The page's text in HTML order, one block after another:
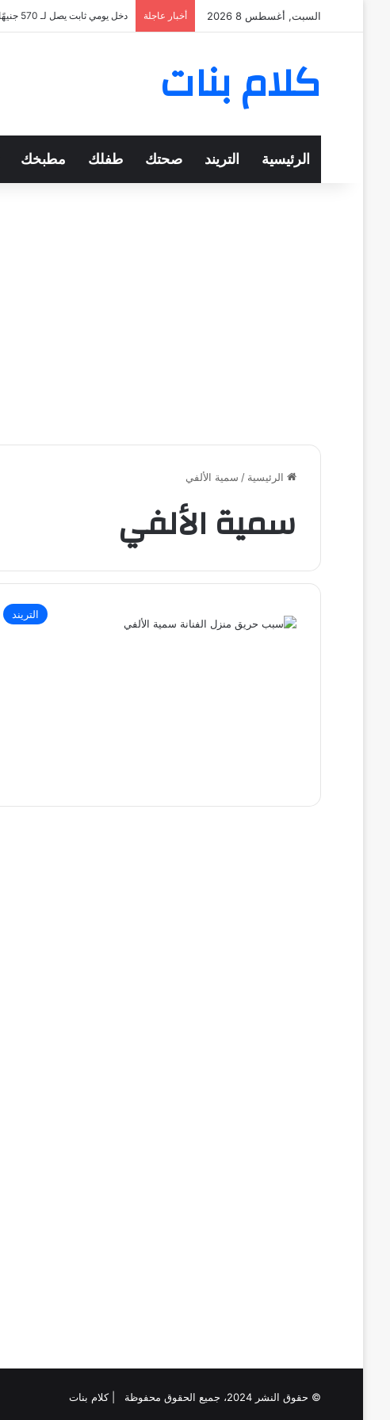
السبت, أغسطس 8 2026 أخبار عاجلة دخل يومي ثابت يصل لـ 570 جنيهًا
كلام بنات
الرئيسية التريند صحتك طفلك مطبخك
الرئيسية / سمية الألفي
سمية الألفي
التريند
© حقوق النشر 2024، جميع الحقوق محفوظة | كلام بنات